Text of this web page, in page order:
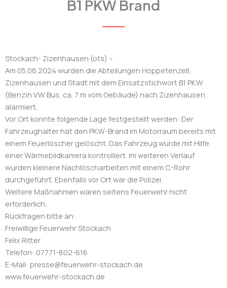
B1 PKW Brand
Stockach- Zizenhausen (ots) –
Am 05.06.2024 wurden die Abteilungen Hoppetenzell,
Zizenhausen und Stadt mit dem Einsatzstichwort B1 PKW
(Benzin VW Bus, ca. 7 m vom Gebäude) nach Zizenhausen
alarmiert.
Vor Ort konnte folgende Lage festgestellt werden: Der
Fahrzeughalter hat den PKW-Brand im Motorraum bereits mit
einem Feuerlöscher gelöscht. Das Fahrzeug wurde mit Hilfe
einer Wärmebildkamera kontrolliert. Im weiteren Verlauf
wurden kleinere Nachlöscharbeiten mit einem C-Rohr
durchgeführt. Ebenfalls vor Ort war die Polizei.
Weitere Maßnahmen waren seitens Feuerwehr nicht
erforderlich.
Rückfragen bitte an:
Freiwillige Feuerwehr Stockach
Felix Ritter
Telefon: 07771-802-616
E-Mail: presse@feuerwehr-stockach.de
www.feuerwehr-stockach.de